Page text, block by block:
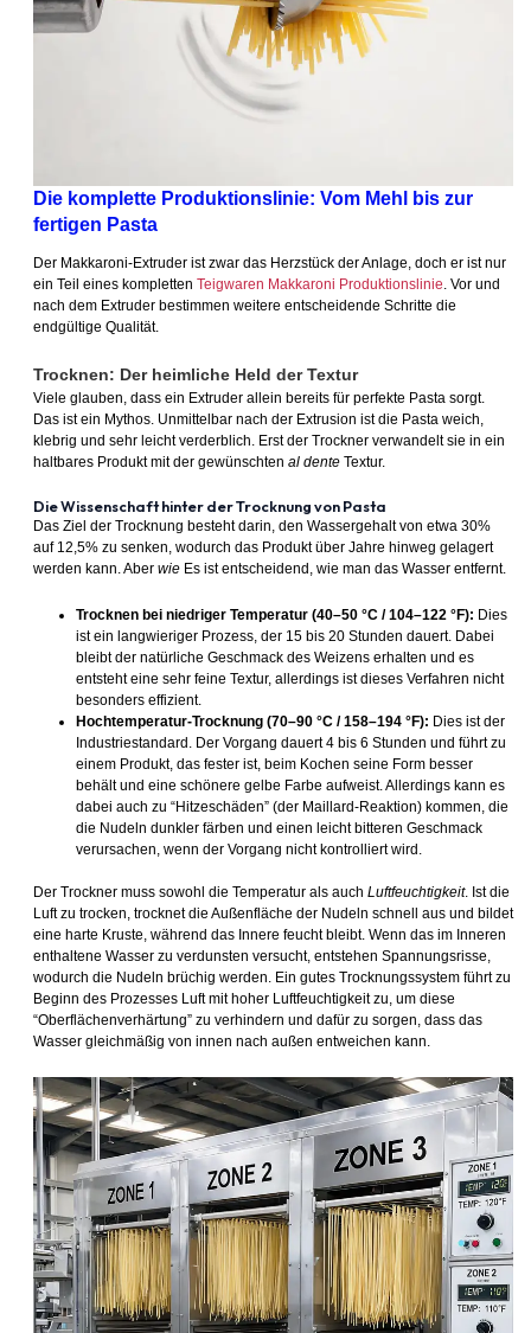
Die komplette Produktionslinie: Vom Mehl bis zur
fertigen Pasta
Der Makkaroni-Extruder ist zwar das Herzstück der Anlage, doch er ist nur
ein Teil eines kompletten Teigwaren Makkaroni Produktionslinie . Vor und
nach dem Extruder bestimmen weitere entscheidende Schritte die
endgültige Qualität.
Trocknen: Der heimliche Held der Textur
Viele glauben, dass ein Extruder allein bereits für perfekte Pasta sorgt.
Das ist ein Mythos. Unmittelbar nach der Extrusion ist die Pasta weich,
klebrig und sehr leicht verderblich. Erst der Trockner verwandelt sie in ein
haltbares Produkt mit der gewünschten al denteTextur.
Die Wissenschaft hinter der Trocknung von Pasta
Das Ziel der Trocknung besteht darin, den Wassergehalt von etwa 30%
auf 12,5% zu senken, wodurch das Produkt über Jahre hinweg gelagert
werden kann. Aber wieEs ist entscheidend, wie man das Wasser entfernt.
Trocknen bei niedriger Temperatur (40–50 °C / 104–122 °F): Dies
ist ein langwieriger Prozess, der 15 bis 20 Stunden dauert. Dabei
bleibt der natürliche Geschmack des Weizens erhalten und es
entsteht eine sehr feine Textur, allerdings ist dieses Verfahren nicht
besonders effizient.
Hochtemperatur-Trocknung (70–90 °C / 158–194 °F): Dies ist der
Industriestandard. Der Vorgang dauert 4 bis 6 Stunden und führt zu
einem Produkt, das fester ist, beim Kochen seine Form besser
behält und eine schönere gelbe Farbe aufweist. Allerdings kann es
dabei auch zu “Hitzeschäden” (der Maillard-Reaktion) kommen, die
die Nudeln dunkler färben und einen leicht bitteren Geschmack
verursachen, wenn der Vorgang nicht kontrolliert wird.
Der Trockner muss sowohl die Temperatur als auch Luftfeuchtigkeit. Ist die
Luft zu trocken, trocknet die Außenfläche der Nudeln schnell aus und bildet
eine harte Kruste, während das Innere feucht bleibt. Wenn das im Inneren
enthaltene Wasser zu verdunsten versucht, entstehen Spannungsrisse,
wodurch die Nudeln brüchig werden. Ein gutes Trocknungssystem führt zu
Beginn des Prozesses Luft mit hoher Luftfeuchtigkeit zu, um diese
“Oberflächenverhärtung” zu verhindern und dafür zu sorgen, dass das
Wasser gleichmäßig von innen nach außen entweichen kann.